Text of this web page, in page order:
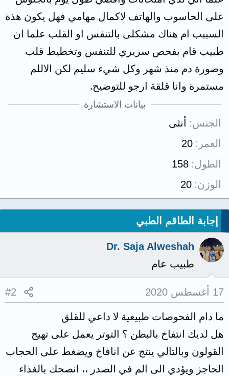
على الحاسوب والهاتف لاكمال مهامي فهل يكون هذة
السببب ام هناك مشكلى بالتنفس او القلب علما ان
طبيب قام بفحص سريري للتنفس وتخطيط قلب
وصورة دم منذ شهر وكل شيء سليم لكن الاللم
مستمرة وانا قلقة ارجو للتوضيح.
بيانات الاستشارة
الجنس
أنثى
العمر
20
الطول 158
الوزن 20
إجابة الطاقم الطبي
Dr. Saja Alweshah
طبيب عام
17 أغسطس 2020 #2
ما دام الفحوصات طبيعية لا داعي للقلق
هل لديك انتفاخ بالبطن ؟ التوتر يعمل على تهيج
القولون وبالتالي ينتج عن انافاخ ويضغط على الحجاب
الحاجز ويؤدي الى الم في الصدر ،، انصحك بالغذاء